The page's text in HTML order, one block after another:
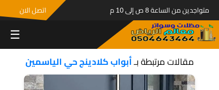
متواجدين من الساعة 8 ص إلى 10 م اتصل الان
☰
مقالات مرتبطة بـأبواب كلادينج حي الياسمين